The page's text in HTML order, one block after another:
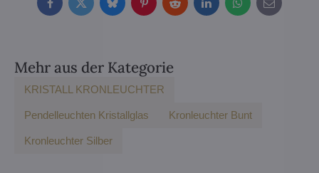
FacebookTwitterBlueskyPinterestRedditLinkedInWhatsApp
E-
mail
Mehr aus der Kategorie
KRISTALL KRONLEUCHTER
Pendelleuchten Kristallglas Kronleuchter Bunt
Kronleuchter Silber